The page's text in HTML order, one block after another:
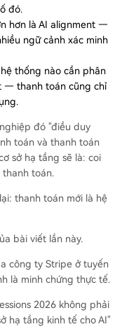
đó.
hơn là AI alignment —
ngữ cảnh xác minh
thống nào cần phân
— thanh toán cũng chỉ
đó "điều duy
toán và thanh toán
sở hạ tầng sẽ là: coi
thanh toán.
thanh toán mới là hệ
bài viết lần này.
công ty Stripe ở tuyến
là minh chứng thực tế.
2026 không phải
hạ tầng kinh tế cho AI"